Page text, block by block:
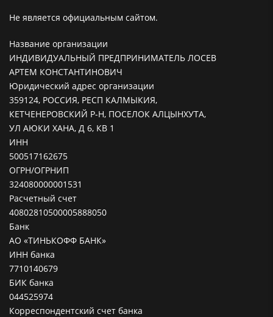
Не является официальным сайтом.
Название организации
ИНДИВИДУАЛЬНЫЙ ПРЕДПРИНИМАТЕЛЬ ЛОСЕВ
АРТЕМ КОНСТАНТИНОВИЧ
Юридический адрес организации
359124, РОССИЯ, РЕСП КАЛМЫКИЯ,
КЕТЧЕНЕРОВСКИЙ Р-Н, ПОСЕЛОК АЛЦЫНХУТА,
УЛ АЮКИ ХАНА, Д 6, КВ 1
ИНН
500517162675
ОГРН/ОГРНИП
324080000001531
Расчетный счет
40802810500005888050
Банк
АО «ТИНЬКОФФ БАНК»
ИНН банка
7710140679
БИК банка
044525974
Корреспондентский счет банка